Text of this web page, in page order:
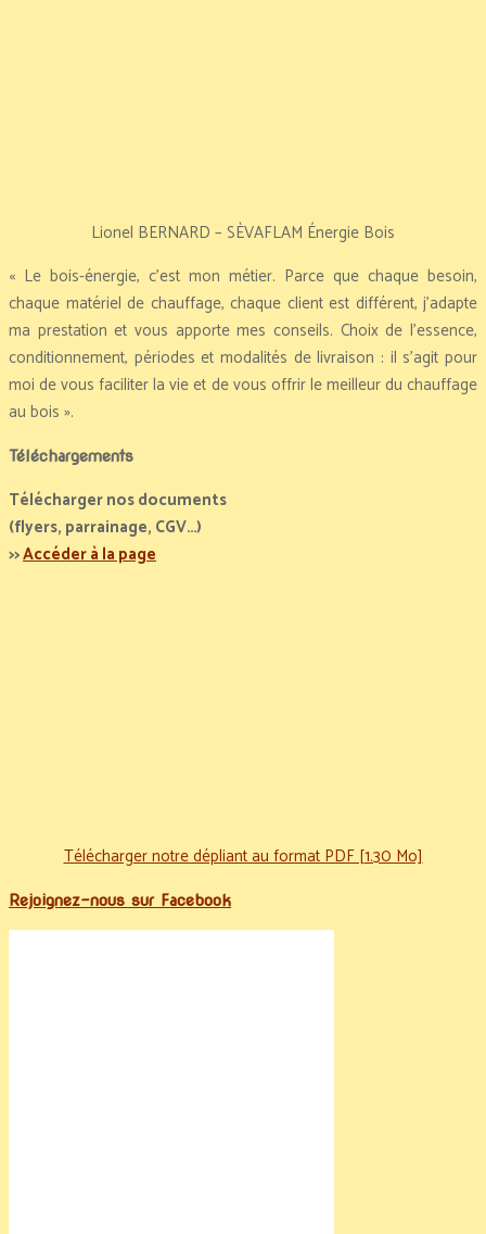
Lionel BERNARD – SÈVAFLAM Énergie Bois
« Le bois-énergie, c’est mon métier. Parce que chaque besoin,
chaque matériel de chauffage, chaque client est différent, j’adapte
ma prestation et vous apporte mes conseils. Choix de l’essence,
conditionnement, périodes et modalités de livraison : il s’agit pour
moi de vous faciliter la vie et de vous offrir le meilleur du chauffage
au bois ».
Téléchargements
Télécharger nos documents
(flyers, parrainage, CGV…)
>>Accéder à la page
Télécharger notre dépliant au format PDF [1.30 Mo]
Rejoignez-nous sur Facebook